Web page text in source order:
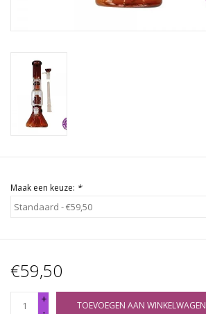
Maak een keuze: *
€59,50
+
TOEVOEGEN AAN WINKELWAGEN